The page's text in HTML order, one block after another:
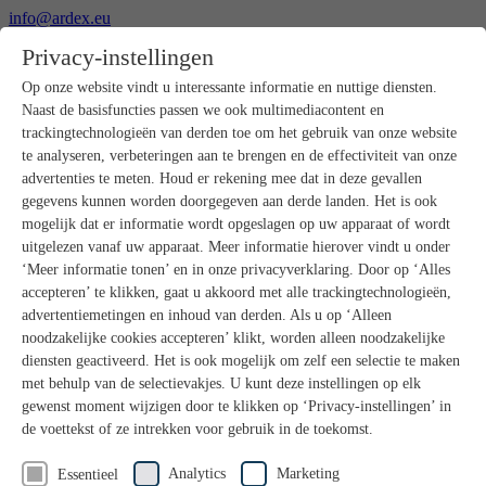
info@ardex.eu
Nederlands
Français
Producten
Productoverzicht
Ruwbouw
Dekvloeren
Voorbereiding ondergrond
Vloeregalisaties
Afdichtingen
Tegellijmen
Voegmortels
Voegen / Siliconen
Montagelijmen
Natuursteenprogramma
Vloerbedekkings- en parketlijmen
Wandegalesaties
Accessoires
PANDOMO®
Badkamerrenovatie met wedi
Privacy-instellingen
Op onze website vindt u interessante informatie en nuttige diensten.
Naast de basisfuncties passen we ook multimediacontent en
trackingtechnologieën van derden toe om het gebruik van onze website
te analyseren, verbeteringen aan te brengen en de effectiviteit van onze
advertenties te meten. Houd er rekening mee dat in deze gevallen
gegevens kunnen worden doorgegeven aan derde landen. Het is ook
mogelijk dat er informatie wordt opgeslagen op uw apparaat of wordt
uitgelezen vanaf uw apparaat. Meer informatie hierover vindt u onder
‘Meer informatie tonen’ en in onze privacyverklaring. Door op ‘Alles
accepteren’ te klikken, gaat u akkoord met alle trackingtechnologieën,
advertentiemetingen en inhoud van derden. Als u op ‘Alleen
noodzakelijke cookies accepteren’ klikt, worden alleen noodzakelijke
diensten geactiveerd. Het is ook mogelijk om zelf een selectie te maken
met behulp van de selectievakjes. U kunt deze instellingen op elk
gewenst moment wijzigen door te klikken op ‘Privacy-instellingen’ in
de voettekst of ze intrekken voor gebruik in de toekomst.
Essentieel Analytics Marketing